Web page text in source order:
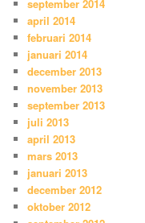
september 2014
april 2014
februari 2014
januari 2014
december 2013
november 2013
september 2013
juli 2013
april 2013
mars 2013
januari 2013
december 2012
oktober 2012